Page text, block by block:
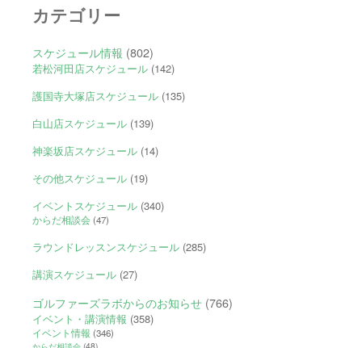
カテゴリー
スケジュール情報 (802)
若松河田店スケジュール(142)
護国寺大塚店スケジュール(135)
白山店スケジュール(139)
神楽坂店スケジュール(14)
その他スケジュール(19)
イベントスケジュール(340)
からだ相談会(47)
ラウンドレッスンスケジュール(285)
講演スケジュール(27)
ゴルファーズラボからのお知らせ(766)
イベント・講演情報 (358)
イベント情報 (346)